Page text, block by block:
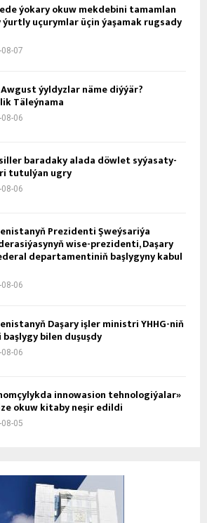
ýokary okuw mekdebini tamamlan
ýurtly uçurymlar üçin ýaşamak rugsady
07
ýyldyzlar näme diýýär?
Täleýnama
06
ba­ra­da­ky ala­da döw­let sy­ýa­sa­ty­
tu­tul­ýan ug­ry
06
Prezidenti Şweýsariýa
wise-prezidenti, Daşary
departamentiniň başlygyny kabul
06
Daşary işler ministri ÝHHG-niň
bilen duşuşdy
06
innowasion tehnologiýalar»
okuw kitaby neşir edildi
05